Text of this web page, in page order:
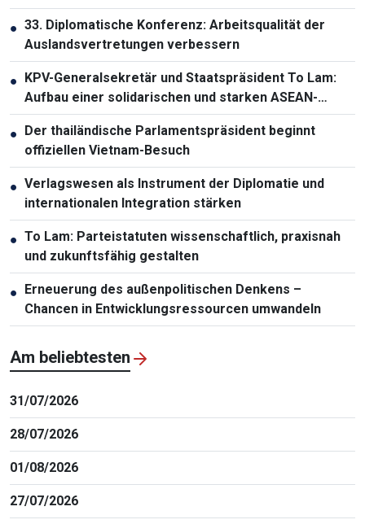
● 33. Diplomatische Konferenz: Arbeitsqualität der
Auslandsvertretungen verbessern
● KPV-Generalsekretär und Staatspräsident To Lam:
Aufbau einer solidarischen und starken ASEAN-
Gemeinschaft
● Der thailändische Parlamentspräsident beginnt
offiziellen Vietnam-Besuch
● Verlagswesen als Instrument der Diplomatie und
internationalen Integration stärken
● To Lam: Parteistatuten wissenschaftlich, praxisnah
und zukunftsfähig gestalten
● Erneuerung des außenpolitischen Denkens –
Chancen in Entwicklungsressourcen umwandeln
Am beliebtesten
31/07/2026
28/07/2026
01/08/2026
27/07/2026